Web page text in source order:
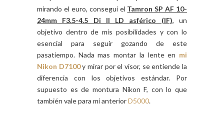
mirando el euro, conseguí el Tamron SP AF 10-
24mm F3.5-4.5 Di II LD asférico (IF), un
objetivo dentro de mis posibilidades y con lo
esencial para seguir gozando de este
pasatiempo. Nada mas montar la lente en mi
Nikon D7100 y mirar por el visor, se entiende la
diferencia con los objetivos estándar. Por
supuesto es de montura Nikon F, con lo que
también vale para mi anteriorD5000.